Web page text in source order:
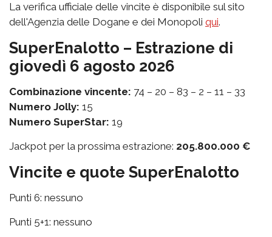
La verifica ufficiale delle vincite è disponibile sul sito
dell'Agenzia delle Dogane e dei Monopoli qui.
SuperEnalotto – Estrazione di
giovedì 6 agosto 2026
Combinazione vincente: 74 – 20 – 83 – 2 – 11 – 33
Numero Jolly: 15
Numero SuperStar: 19
Jackpot per la prossima estrazione: 205.800.000 €
Vincite e quote SuperEnalotto
Punti 6: nessuno
Punti 5+1: nessuno